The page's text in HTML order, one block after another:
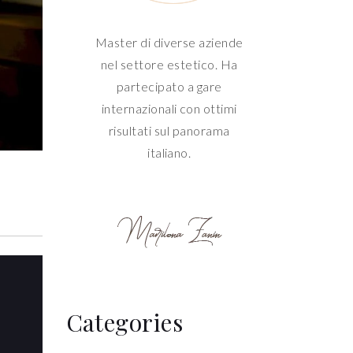
Master di diverse aziende
nel settore estetico. Ha
partecipato a gare
internazionali con ottimi
risultati sul panorama
italiano.
Categories